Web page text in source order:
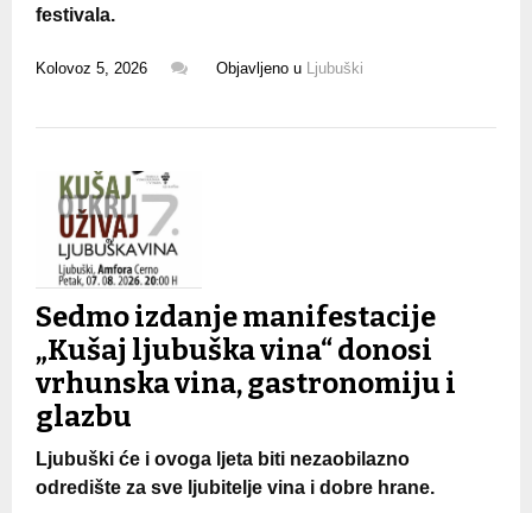
festivala.
Kolovoz 5, 2026 Objavljeno u Ljubuški
Sedmo izdanje manifestacije
„Kušaj ljubuška vina“ donosi
vrhunska vina, gastronomiju i
glazbu
Ljubuški će i ovoga ljeta biti nezaobilazno
odredište za sve ljubitelje vina i dobre hrane.